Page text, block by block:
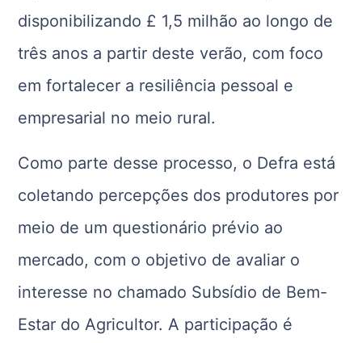
disponibilizando £ 1,5 milhão ao longo de
três anos a partir deste verão, com foco
em fortalecer a resiliência pessoal e
empresarial no meio rural.
Como parte desse processo, o Defra está
coletando percepções dos produtores por
meio de um questionário prévio ao
mercado, com o objetivo de avaliar o
interesse no chamado Subsídio de Bem-
Estar do Agricultor. A participação é